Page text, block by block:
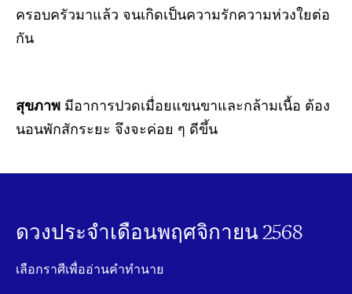
ครอบครัวมาแล้ว จนเกิดเป็นความรักความห่วงใยต่อ
กัน
สุขภาพ มีอาการปวดเมื่อยแขนขาและกล้ามเนื้อ ต้อง
นอนพักสักระยะ จึงจะค่อย ๆ ดีขึ้น
ดวงประจำเดือนพฤศจิกายน 2568
เลือกราศีเพื่ออ่านคำทำนาย